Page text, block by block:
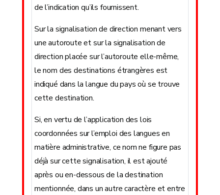
de l’indication qu’ils fournissent.
Sur la signalisation de direction menant vers
une autoroute et sur la signalisation de
direction placée sur l’autoroute elle-même,
le nom des destinations étrangères est
indiqué dans la langue du pays où se trouve
cette destination.
Si, en vertu de l’application des lois
coordonnées sur l’emploi des langues en
matière administrative, ce nom ne figure pas
déjà sur cette signalisation, il est ajouté
après ou en-dessous de la destination
mentionnée, dans un autre caractère et entre